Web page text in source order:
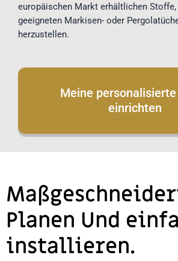
europäischen Markt erhältlichen
geeigneten Markisen- oder
herzustellen.
Meine
einrichten
Planen Und
installieren.